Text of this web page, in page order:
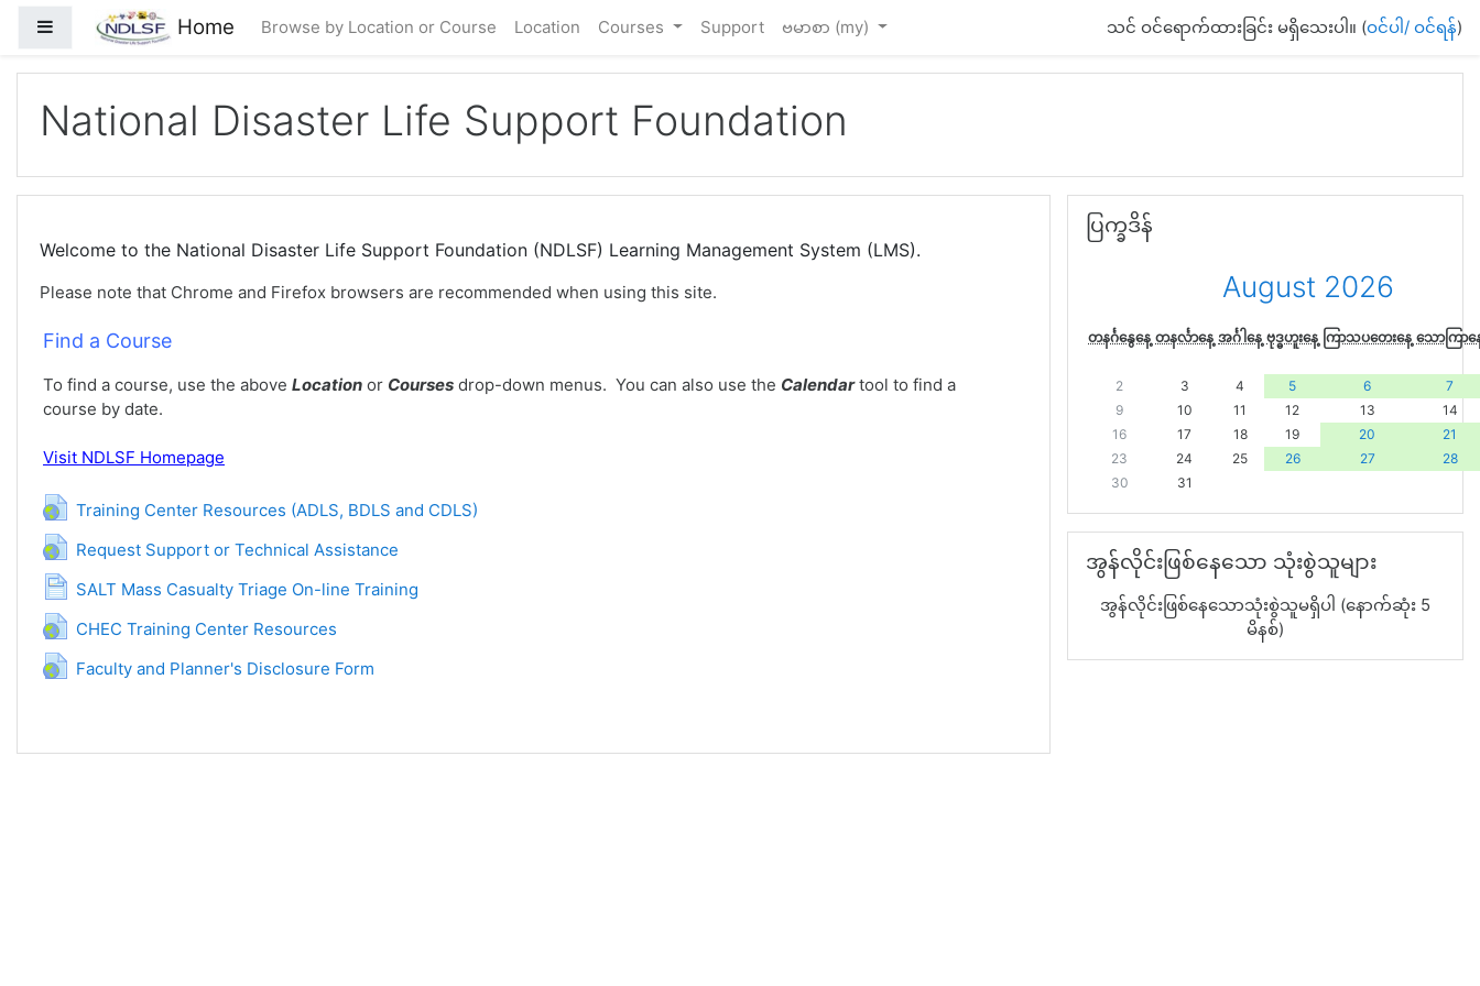
ပင်မစာမျက်နှာထိ ကျော်မည်
ဘေးဖက် panel/ ဘေးဘောင်များ
Home Browse by Location or Course Location Courses Support ဗမာစာ ‎(my)‎ သင် ဝင်ရောက်ထားခြင်း မရှိသေးပါ။ (ဝင်ပါ/ ဝင်ရန်)
National Disaster Life Support Foundation
Welcome to the National Disaster Life Support Foundation (NDLSF) Learning Management System (LMS).
Please note that Chrome and Firefox browsers are recommended when using this site.
Find a Course
To find a course, use the above Location or Courses drop-down menus. You can also use the Calendar tool to find a
course by date.
Visit NDLSF Homepage
Training Center Resources (ADLS, BDLS and CDLS)
URL
Request Support or Technical Assistance
URL
SALT Mass Casualty Triage On-line Training
စာမျက်နှာ
CHEC Training Center Resources
URL
Faculty and Planner's Disclosure Form
URL
ပြက္ခဒိန်
August 2026
တနင်္ဂနွေနေ့ တနင်္လာနေ့ အင်္ဂါနေ့ ဗုဒ္ဓဟူးနေ့ ကြာသပတေးနေ့ သောကြာန
2 3 4 5 6
7
9
10 11 12 13
14
16
17 18 19 20
21
23
24 25 26 27
28
30
31
အွန်လိုင်းဖြစ်နေသော သုံးစွဲသူများ
အွန်လိုင်းဖြစ်နေသောသုံးစွဲသူမရှိပါ (နောက်ဆုံး 5
မိနစ်)